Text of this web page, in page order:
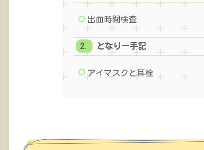
出血時間検査
となりー手記
アイマスクと耳栓